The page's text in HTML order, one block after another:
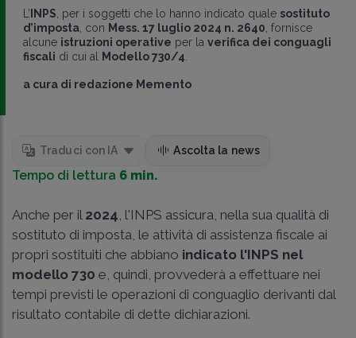
L’INPS , per i soggetti che lo hanno indicato quale sostituto
d’imposta, con Mess. 17 luglio 2024 n. 2640 , fornisce
alcune istruzioni operative per la verifica dei conguagli
fiscali di cui al Modello 730/4
a cura di redazione Memento
Traduci con IA Ascolta la news
Tempo di lettura 6 min.
Anche per il 2024 , l'INPS assicura, nella sua qualità di
sostituto di imposta, le attività di assistenza fiscale ai
propri sostituiti che abbiano indicato l'INPS nel
modello 730 e, quindi, provvederà a effettuare nei
tempi previsti le operazioni di conguaglio derivanti dal
risultato contabile di dette dichiarazioni.